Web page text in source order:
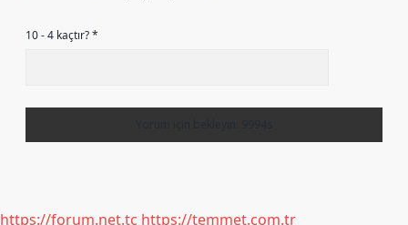
10 - 4 kaçtır?*
https://forum.net.tc https://temmet.com.tr